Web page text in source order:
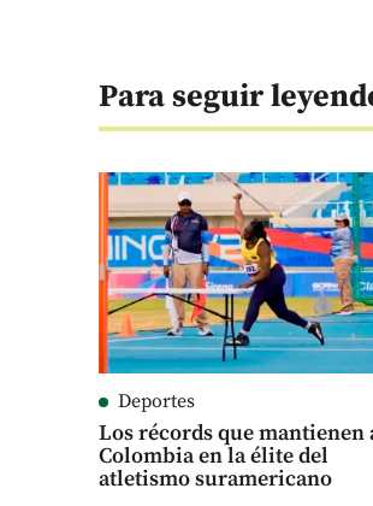
Para seguir
Deportes
Los récords que mantienen
Colombia en la élite del
atletismo suramericano